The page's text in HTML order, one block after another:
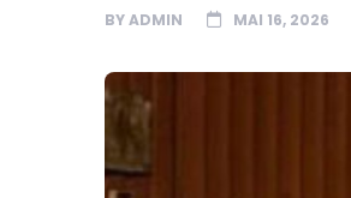
BYADMIN MAI 16, 2026